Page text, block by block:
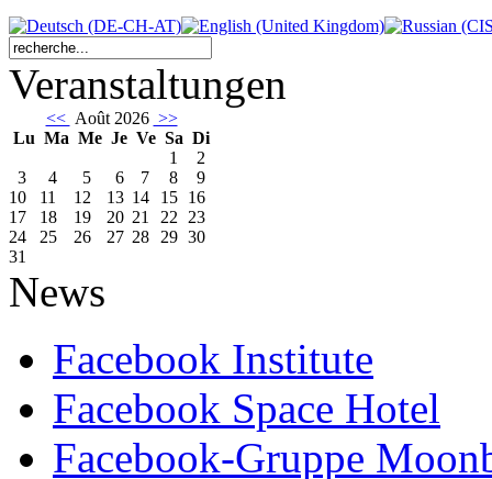
Veranstaltungen
<< Août 2026 >>
Lu Ma Me Je Ve Sa Di
1
2
3
4 5 6 7 8
9
10
11 12 13 14 15 16
17
18 19 20 21 22 23
24
25 26 27 28 29 30
31
News
Facebook Institute
Facebook Space Hotel
Facebook-Gruppe